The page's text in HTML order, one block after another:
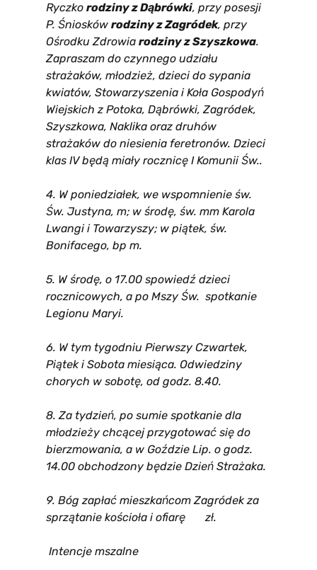
Ryczko rodziny z Dąbrówki, przy posesji
P. Śniosków rodziny z Zagródek, przy
Ośrodku Zdrowia rodziny z Szyszkowa.
Zapraszam do czynnego udziału
strażaków, młodzież, dzieci do sypania
kwiatów, Stowarzyszenia i Koła Gospodyń
Wiejskich z Potoka, Dąbrówki, Zagródek,
Szyszkowa, Naklika oraz druhów
strażaków do niesienia feretronów. Dzieci
klas IV będą miały rocznicę I Komunii Św..
4. W poniedziałek, we wspomnienie św.
Św. Justyna, m; w środę, św. mm Karola
Lwangi i Towarzyszy; w piątek, św.
Bonifacego, bp m.
5. W środę, o 17.00 spowiedź dzieci
rocznicowych, a po Mszy Św. spotkanie
Legionu Maryi.
6. W tym tygodniu Pierwszy Czwartek,
Piątek i Sobota miesiąca. Odwiedziny
chorych w sobotę, od godz. 8.40.
8. Za tydzień, po sumie spotkanie dla
młodzieży chcącej przygotować się do
bierzmowania, a w Goździe Lip. o godz.
14.00 obchodzony będzie Dzień Strażaka.
9. Bóg zapłać mieszkańcom Zagródek za
sprzątanie kościoła i ofiarę zł.
Intencje mszalne